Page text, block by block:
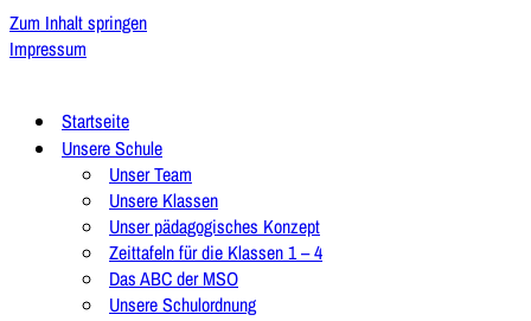
Zum Inhalt springen
Impressum
Startseite
Unsere Schule
Unser Team
Unsere Klassen
Unser pädagogisches Konzept
Zeittafeln für die Klassen 1 – 4
Das ABC der MSO
Unsere Schulordnung